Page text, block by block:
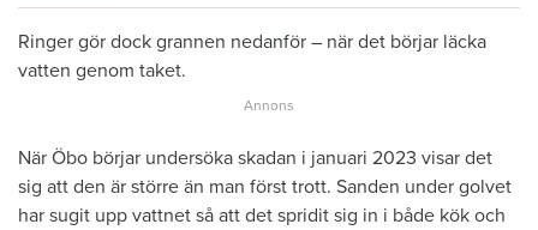
Ringer gör dock grannen nedanför – när det börjar läcka
vatten genom taket.
När Öbo börjar undersöka skadan i januari 2023 visar det
sig att den är större än man först trott. Sanden under golvet
har sugit upp vattnet så att det spridit sig in i både kök och